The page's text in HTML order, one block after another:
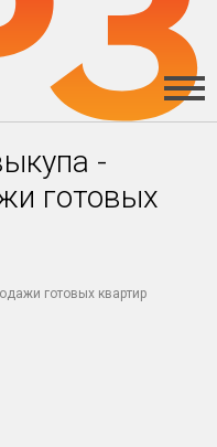
-
готовых
готовых квартир